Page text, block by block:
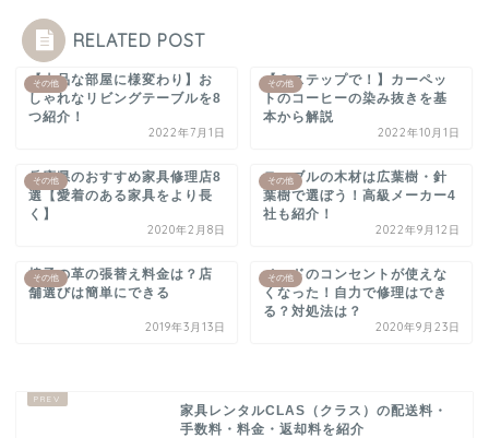
RELATED POST
その他
【上品な部屋に様変わり】お
しゃれなリビングテーブルを8
つ紹介！
2022年7月1日
その他
【３ステップで！】カーペッ
トのコーヒーの染み抜きを基
本から解説
2022年10月1日
その他
兵庫県のおすすめ家具修理店8
選【愛着のある家具をより長
く】
2020年2月8日
その他
テーブルの木材は広葉樹・針
葉樹で選ぼう！高級メーカー4
社も紹介！
2022年9月12日
その他
椅子の革の張替え料金は？店
舗選びは簡単にできる
2019年3月13日
その他
ベッドのコンセントが使えな
くなった！自力で修理はでき
る？対処法は？
2020年9月23日
家具レンタルCLAS（クラス）の配送料・
手数料・料金・返却料を紹介